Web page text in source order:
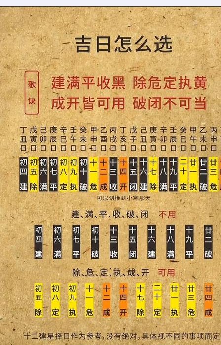
是有点
准的，
好
评！！
林女士